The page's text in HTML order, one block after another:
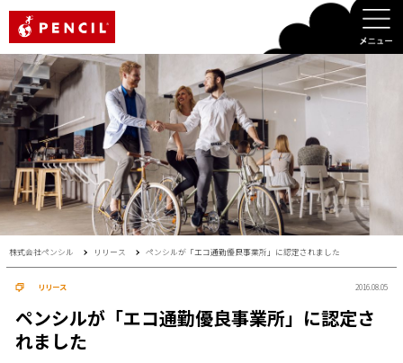
株式会社ペンシル リリース ペンシルが「エコ通勤優良事業所」に認定されました
リリース 2016.08.05
ペンシルが「エコ通勤優良事業所」に認定さ
れました